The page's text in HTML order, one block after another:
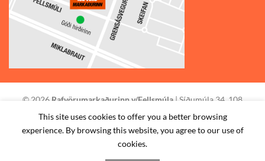
© 2026 Rafvörumarkaðurinn v/Fellsmúla | Síðumúla 34, 108
Reykjavík | S: 585-2888 |
STAÐSETNING HAFA SAMBAND SKILMÁLAR
This site uses cookies to offer you a better browsing
experience. By browsing this website, you agree to our use of
cookies.